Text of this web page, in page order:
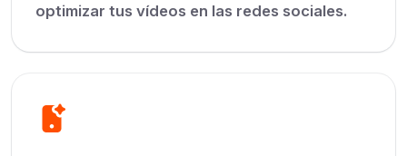
optimizar tus vídeos en las redes sociales.